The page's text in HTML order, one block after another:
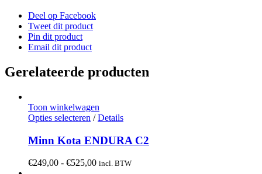
Deel op Facebook
Tweet dit product
Pin dit product
Email dit product
Gerelateerde producten
Toon winkelwagen
Opties selecteren Dit
heeft
meerdere
variaties.
/ Details
Minn Kota ENDURA C2
€249,00 - €525,00Prijsklasse:
incl. BTW